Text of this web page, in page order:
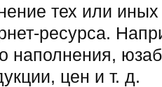
тех или
ресурса.
наполнения,
цен и т. д.